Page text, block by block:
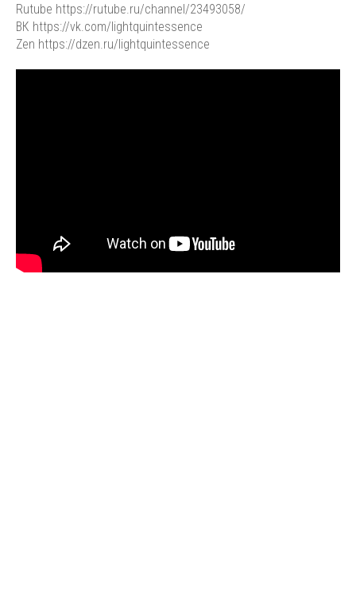
Rutube https://rutube.ru/channel/23493058/
ВК https://vk.com/lightquintessence
Zen https://dzen.ru/lightquintessence